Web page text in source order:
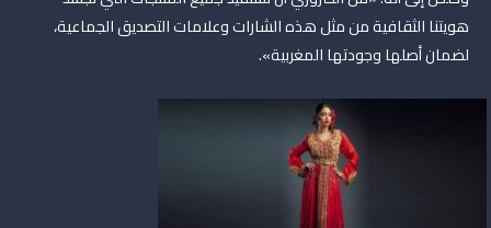
هويتنا الثقافية من مثل هذه الشارات وعلامات التصديق الجماعية،
لضمان أصلها وجودتها المغربية».